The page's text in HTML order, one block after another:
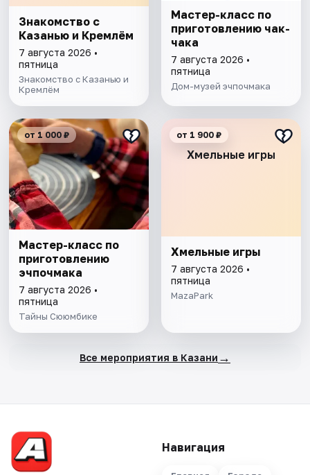
Знакомство с
Казанью и Кремлём
7 августа 2026 •
пятница
Знакомство с Казанью и
Кремлём
Мастер-класс по
приготовлению чак-
чака
7 августа 2026 •
пятница
Дом-музей эчпочмака
от 1 000 ₽
Мастер-класс по
приготовлению
эчпочмака
7 августа 2026 •
пятница
Тайны Сююмбике
Хмельные игры
от 1 900 ₽
Хмельные игры
7 августа 2026 •
пятница
MazaPark
Все мероприятия в Казани →
Навигация